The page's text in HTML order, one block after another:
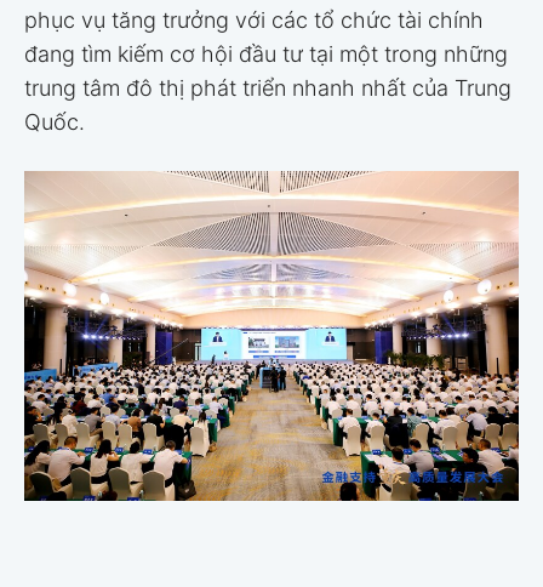
phục vụ tăng trưởng với các tổ chức tài chính
đang tìm kiếm cơ hội đầu tư tại một trong những
trung tâm đô thị phát triển nhanh nhất của Trung
Quốc.